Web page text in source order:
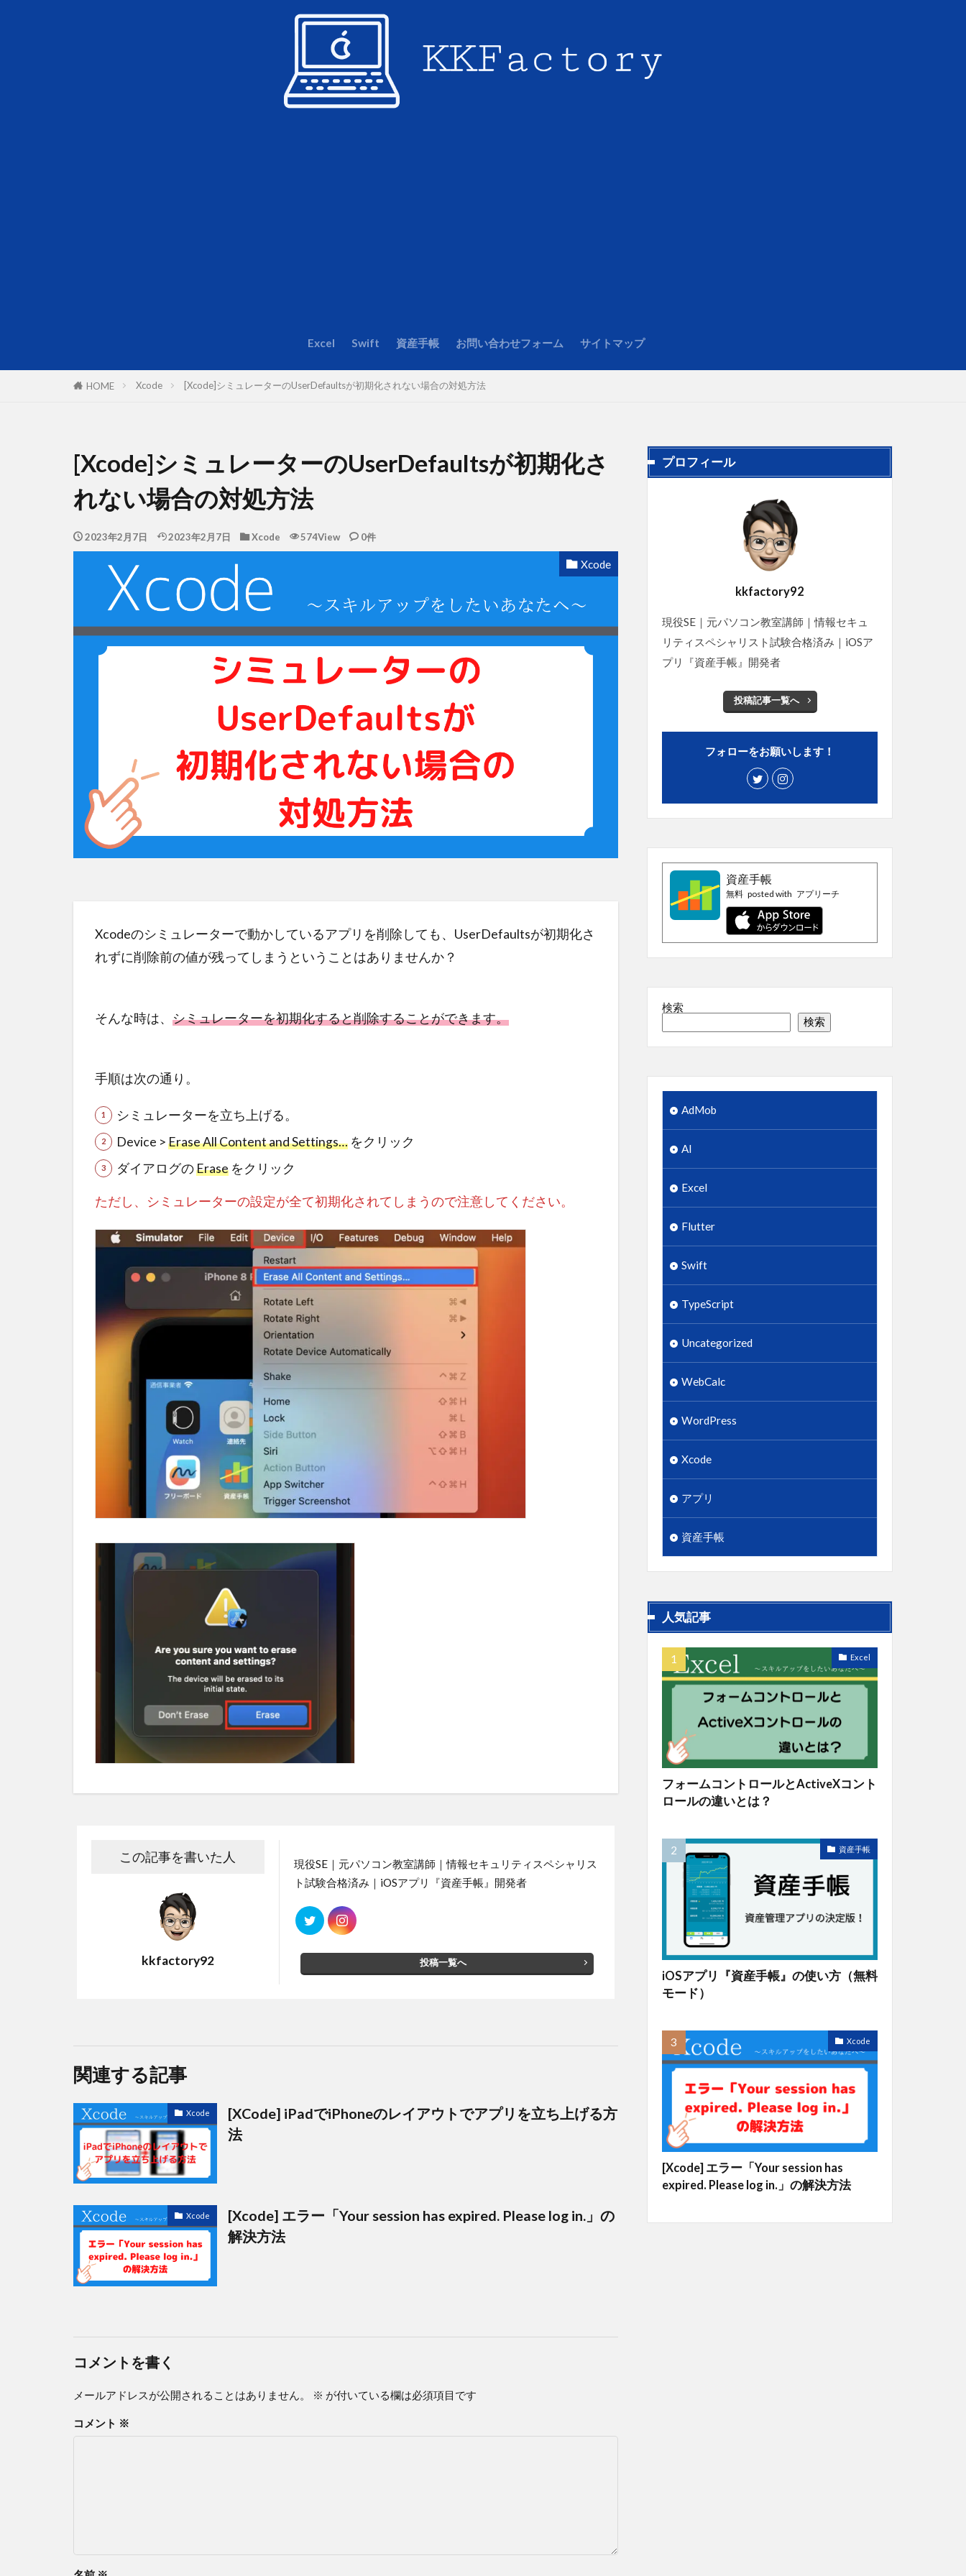
Excel Swift 資産手帳 お問い合わせフォーム サイトマップ
HOME Xcode [Xcode]シミュレーターのUserDefaultsが初期化されない場合の対処方法
[Xcode]シミュレーターのUserDefaultsが初期化さ
れない場合の対処方法
2023年2月7日 2023年2月7日 Xcode 574View 0件
Xcode
Xcodeのシミュレーターで動かしているアプリを削除しても、UserDefaultsが初期化さ
れずに削除前の値が残ってしまうということはありませんか？
そんな時は、 シミュレーターを初期化すると削除することができます。
手順は次の通り。
シミュレーターを立ち上げる。
Device >Erase All Content and Settings…をクリック
ダイアログのEraseをクリック
ただし、シミュレーターの設定が全て初期化されてしまうので注意してください。
この記事を書いた人
kkfactory92
現役SE｜元パソコン教室講師｜情報セキュリティスペシャリス
ト試験合格済み｜iOSアプリ『資産手帳』開発者
投稿一覧へ
関連する記事
Xcode
[XCode] iPadでiPhoneのレイアウトでアプリを立ち上げる方
法
Xcode
[Xcode] エラー「Your session has expired. Please log in.」の
解決方法
コメントを書く
メールアドレスが公開されることはありません。 ※ が付いている欄は必須項目です
コメント ※
プロフィール
kkfactory92
現役SE｜元パソコン教室講師｜情報セキュ
リティスペシャリスト試験合格済み｜iOSア
プリ『資産手帳』開発者
投稿記事一覧へ
フォローをお願いします！
資産手帳
無料 posted with アプリーチ
検索
検索
AdMob
AI
Excel
Flutter
Swift
TypeScript
Uncategorized
WebCalc
WordPress
Xcode
アプリ
資産手帳
人気記事
Excel
フォームコントロールとActiveXコント
ロールの違いとは？
資産手帳
iOSアプリ『資産手帳』の使い方（無料
モード）
Xcode
[Xcode] エラー「Your session has
expired. Please log in.」の解決方法